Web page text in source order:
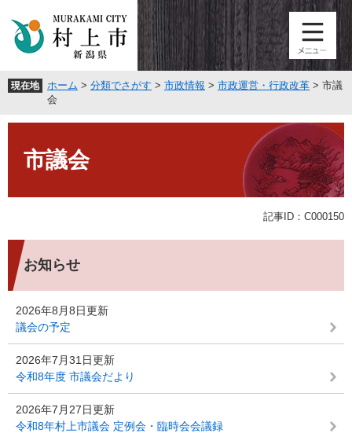
頭
す
飛
し
現在地 ホーム > 分類でさがす > 市政情報 > 市政運営・行政改革 > 市議
会
市議会
記事ID：C000150
お知らせ
2026年8月8日更新
議会の予定
2026年7月31日更新
令和8年度 市議会だより
2026年7月27日更新
令和8年村上市議会 定例会・臨時会会議録